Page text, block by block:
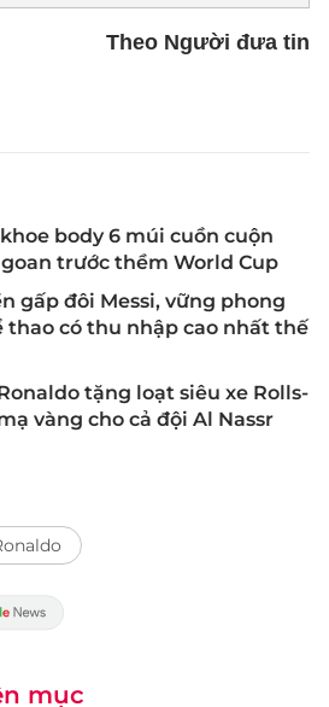
Theo Người đưa tin
body 6 múi cuồn cuộn
trước thềm World Cup
gấp đôi Messi, vững phong
thao có thu nhập cao nhất thế
tặng loạt siêu xe Rolls-
vàng cho cả đội Al Nassr
mục